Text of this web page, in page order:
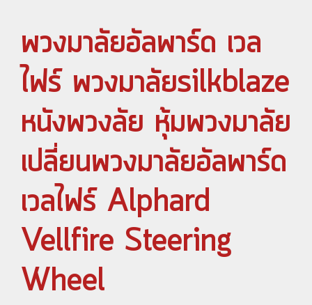
พวงมาลัยอัลพาร์ด เวล
ไฟร์ พวงมาลัยsilkblaze
หนังพวงลัย หุ้มพวงมาลัย
เปลี่ยนพวงมาลัยอัลพาร์ด
เวลไฟร์ Alphard
Vellfire Steering
Wheel